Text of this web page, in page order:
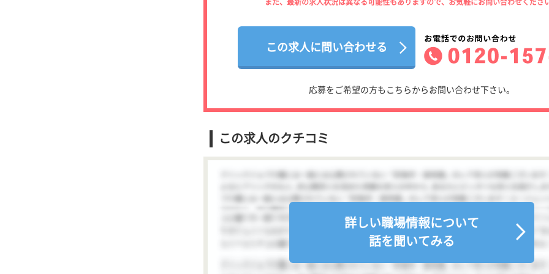
また、最新の求人状況は異なる可能性もありますので、お気軽にお問い合わせくださ
この求人に問い合わせる
応募をご希望の方もこちらからお問い合わせ下さい。
この求人のクチコミ
詳しい職場情報について
話を聞いてみる